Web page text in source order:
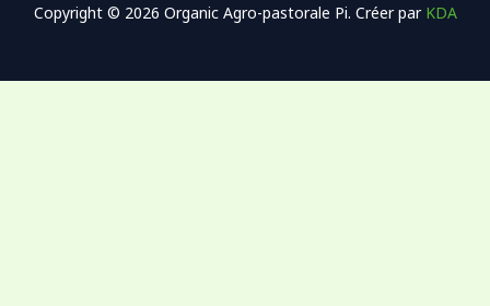
Copyright © 2026 Organic Agro-pastorale Pi. Créer par KDA